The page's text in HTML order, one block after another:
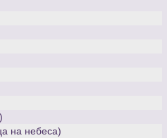
на небеса)